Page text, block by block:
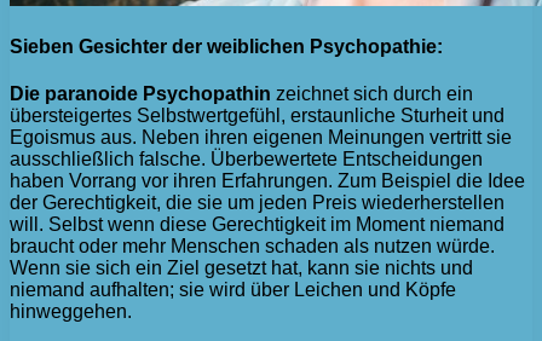
Sieben Gesichter der weiblichen Psychopathie:
Die paranoide Psychopathin zeichnet sich durch ein
übersteigertes Selbstwertgefühl, erstaunliche Sturheit und
Egoismus aus. Neben ihren eigenen Meinungen vertritt sie
ausschließlich falsche. Überbewertete Entscheidungen
haben Vorrang vor ihren Erfahrungen. Zum Beispiel die Idee
der Gerechtigkeit, die sie um jeden Preis wiederherstellen
will. Selbst wenn diese Gerechtigkeit im Moment niemand
braucht oder mehr Menschen schaden als nutzen würde.
Wenn sie sich ein Ziel gesetzt hat, kann sie nichts und
niemand aufhalten; sie wird über Leichen und Köpfe
hinweggehen.